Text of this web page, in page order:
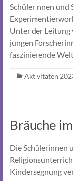
Schülerinnen und
Unter der Leitung
jungen
faszinierende
Aktivitäten
Bräuche
Die Schülerinnen
Kindersegnung